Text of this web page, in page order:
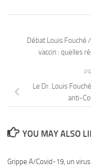
Débat Louis Fouché
vaccin : quelles
Le Dr. Louis
anti-
YOU MAY ALSO
Grippe A/Covid-19, un virus